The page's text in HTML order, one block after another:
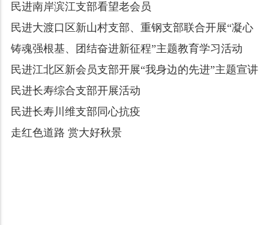
民进南岸滨江支部看望老会员
民进大渡口区新山村支部、重钢支部联合开展“凝心
铸魂强根基、团结奋进新征程”主题教育学习活动
民进江北区新会员支部开展“我身边的先进”主题宣讲
民进长寿综合支部开展活动
民进长寿川维支部同心抗疫
走红色道路 赏大好秋景